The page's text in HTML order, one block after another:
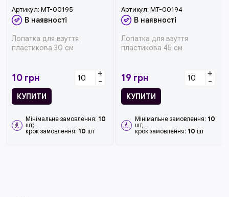
Артикул: MT-00195
В наявності
Лопатка для взуття
пластикова 30 см
10 грн +
-
КУПИТИ
Мінімальне замовлення: 10
шт;
крок замовлення: 10 шт
Артикул: MT-00194
В наявності
Лопатка для взуття
пластикова 45 см
19 грн +
-
КУПИТИ
Мінімальне замовлення: 10
шт;
крок замовлення: 10 шт